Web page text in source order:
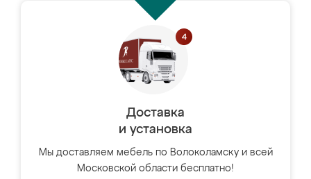
Доставка
и установка
Мы доставляем мебель по Волоколамску и всей
Московской области бесплатно!